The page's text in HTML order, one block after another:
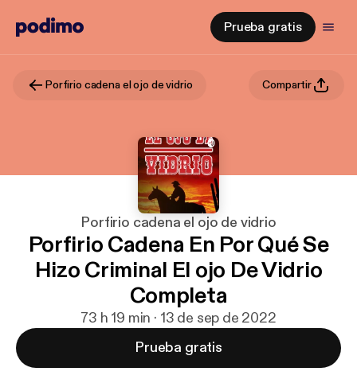
Prueba gratis
Porfirio cadena el ojo de vidrio Compartir
Porfirio cadena el ojo de vidrio
Porfirio Cadena En Por Qué Se
Hizo Criminal El ojo De Vidrio
Completa
73 h 19 min · 13 de sep de 2022
Prueba gratis